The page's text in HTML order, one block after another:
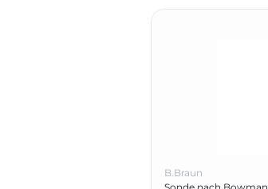
B.Braun